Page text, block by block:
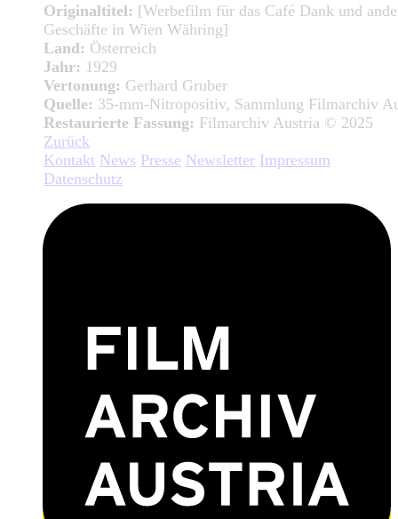
Originaltitel: [Werbefilm für das Café Dank und
Geschäfte in Wien Währing]
Land: Österreich
Jahr: 1929
Vertonung: Gerhard Gruber
Quelle: 35-mm-Nitropositiv, Sammlung Filmarchiv
Restaurierte Fassung: Filmarchiv Austria © 2025
Zurück
Kontakt News Presse Newsletter Impressum
Datenschutz